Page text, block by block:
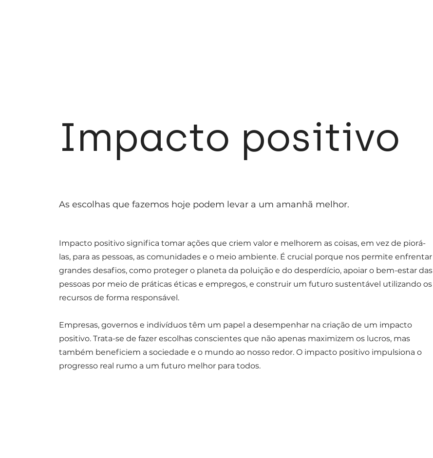
Impacto positivo
As escolhas que fazemos hoje podem levar a um amanhã melhor.
Impacto positivo significa tomar ações que criem valor e melhorem as coisas, em vez de piorá-
las, para as pessoas, as comunidades e o meio ambiente. É crucial porque nos permite enfrentar
grandes desafios, como proteger o planeta da poluição e do desperdício, apoiar o bem-estar das
pessoas por meio de práticas éticas e empregos, e construir um futuro sustentável utilizando os
recursos de forma responsável.
Empresas, governos e indivíduos têm um papel a desempenhar na criação de um impacto
positivo. Trata-se de fazer escolhas conscientes que não apenas maximizem os lucros, mas
também beneficiem a sociedade e o mundo ao nosso redor. O impacto positivo impulsiona o
progresso real rumo a um futuro melhor para todos.